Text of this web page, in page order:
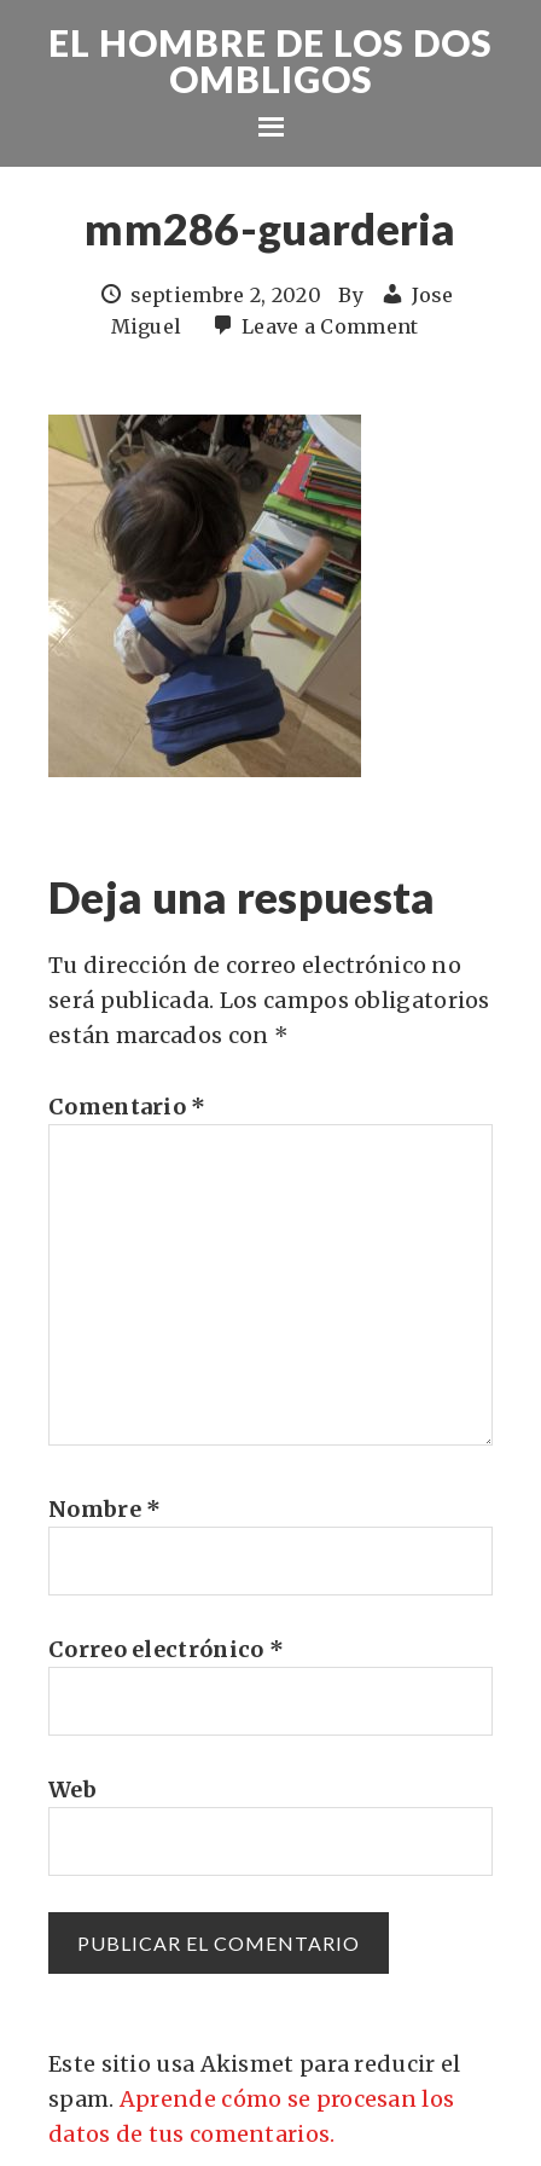
EL HOMBRE DE LOS DOS
OMBLIGOS
mm286-guarderia
septiembre 2, 2020 By
Jose
Miguel
Leave a Comment
Deja una respuesta
Tu dirección de correo electrónico no
será publicada. Los campos obligatorios
están marcados con *
Comentario *
Nombre *
Correo electrónico *
Web
Este sitio usa Akismet para reducir el
spam.Aprende cómo se procesan los
datos de tus comentarios.